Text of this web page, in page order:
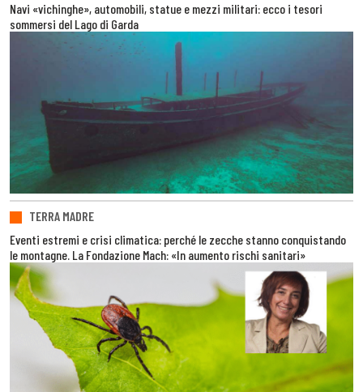
Navi «vichinghe», automobili, statue e mezzi militari: ecco i tesori
sommersi del Lago di Garda
TERRA MADRE
Eventi estremi e crisi climatica: perché le zecche stanno conquistando
le montagne. La Fondazione Mach: «In aumento rischi sanitari»